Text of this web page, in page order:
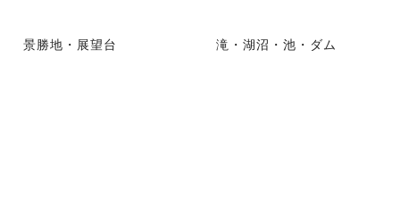
景勝地・展望台 滝・湖沼・池・ダム